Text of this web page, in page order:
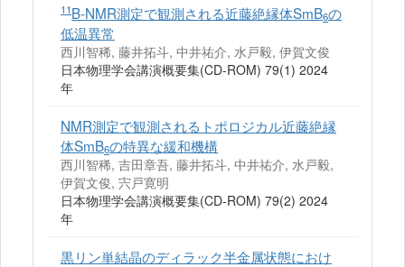
11B-NMR測定で観測される近藤絶縁体SmB6の
低温異常
西川智稀, 藤井拓斗, 中井祐介, 水戸毅, 伊賀文俊
日本物理学会講演概要集(CD-ROM) 79(1) 2024
年
NMR測定で観測されるトポロジカル近藤絶縁
体SmB6の特異な緩和機構
西川智稀, 吉田章吾, 藤井拓斗, 中井祐介, 水戸毅,
伊賀文俊, 宍戸寛明
日本物理学会講演概要集(CD-ROM) 79(2) 2024
年
黒リン単結晶のディラック半金属状態におけ